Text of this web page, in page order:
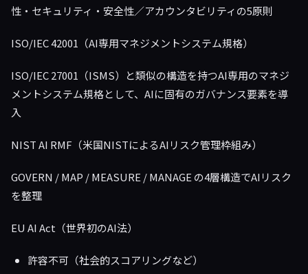
性・セキュリティ・安全性／アカウンタビリティの5原則
ISO/IEC 42001（AI専用マネジメントシステム規格）
ISO/IEC 27001（ISMS）と類似の構造を持つAI専用のマネジ
メントシステム規格として、AIに固有のガバナンス要素を導
入
NIST AI RMF（米国NISTによるAIリスク管理枠組み）
GOVERN / MAP / MEASURE / MANAGE の4層構造でAIリスク
を整理
EU AI Act（世界初のAI法）
許容不可（社会的スコアリングなど）